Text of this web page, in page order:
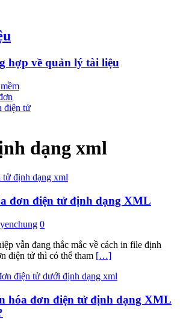
hợp về quản lý tài liệu
điện tử
dạng xml
đơn điện tử định dạng XML
0
vẫn đang thắc mắc về cách in file định
điện tử thì có thể tham […]
hóa đơn điện tử định dạng XML